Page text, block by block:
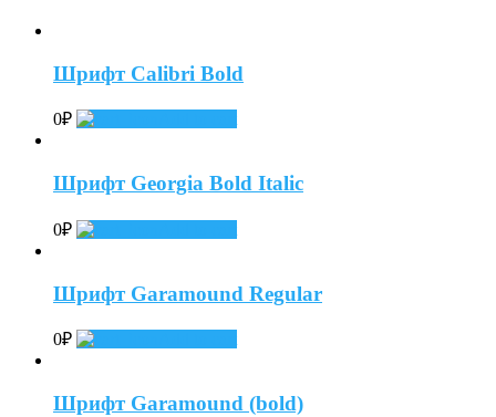
Шрифт Calibri Bold
0₽
Шрифт Georgia Bold Italic
0₽
Шрифт Garamound Regular
0₽
Шрифт Garamound (bold)